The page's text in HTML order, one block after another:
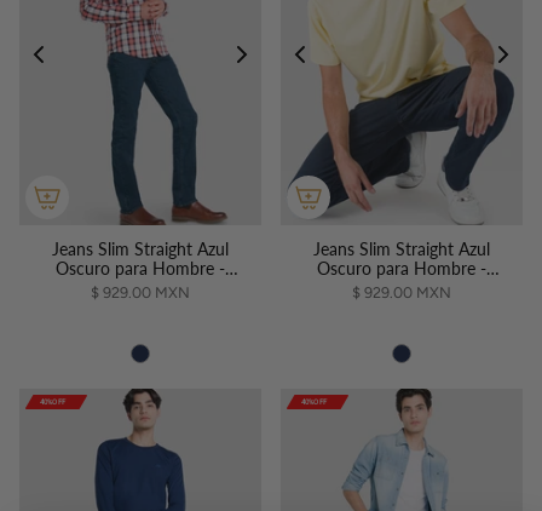
Jeans Slim Straight Azul
Oscuro para Hombre -
Vaxter
$ 929.00 MXN
Jeans Slim Straight Azul
Oscuro para Hombre -
Vaxter
$ 929.00 MXN
40%OFF
40%OFF
40%OFF
40%OFF
40%OFF 40%OFF
40%OFF
40%OFF
40%OFF
40%OFF